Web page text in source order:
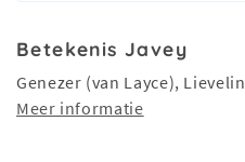
Betekenis Javey
Genezer (van Layce),
Meer informatie